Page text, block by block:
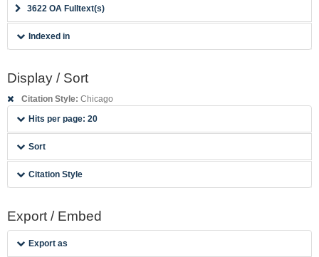
3622 OA Fulltext(s)
Indexed in
Display / Sort
Citation Style: Chicago
Hits per page: 20
Sort
Citation Style
Export / Embed
Export as